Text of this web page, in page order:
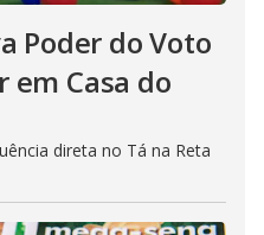
Poder do Voto
em Casa do
direta no Tá na Reta